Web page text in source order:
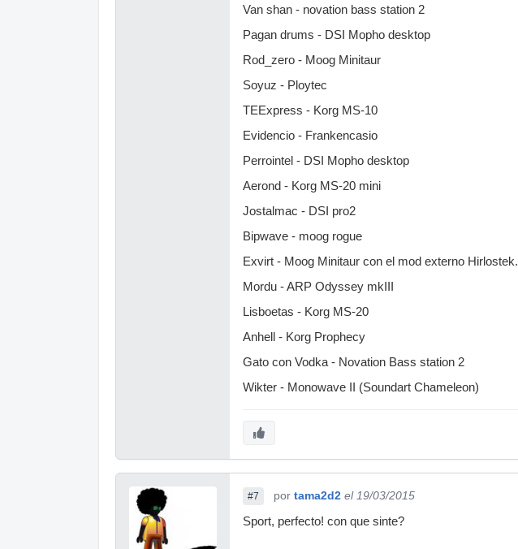
Van shan - novation bass station 2
Pagan drums - DSI Mopho desktop
Rod_zero - Moog Minitaur
Soyuz - Ploytec
TEExpress - Korg MS-10
Evidencio - Frankencasio
Perrointel - DSI Mopho desktop
Aerond - Korg MS-20 mini
Jostalmac - DSI pro2
Bipwave - moog rogue
Exvirt - Moog Minitaur con el mod externo Hirlostek.
Mordu - ARP Odyssey mkIII
Lisboetas - Korg MS-20
Anhell - Korg Prophecy
Gato con Vodka - Novation Bass station 2
Wikter - Monowave II (Soundart Chameleon)
#7 por tama2d2 el 19/03/2015
Sport, perfecto! con que sinte?